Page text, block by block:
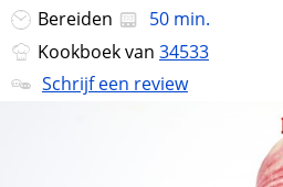
Bereiden
50 min.
Kookboek van 34533
Schrijf een review